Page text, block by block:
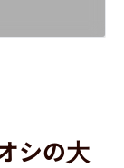
シの大